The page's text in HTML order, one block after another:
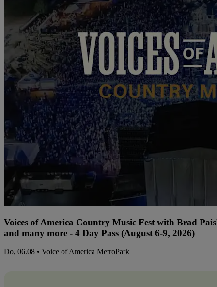
Voices of America Country Music Fest with Brad
and many more - 4 Day Pass (August 6-9, 2026)
Do, 06.08 • Voice of America MetroPark